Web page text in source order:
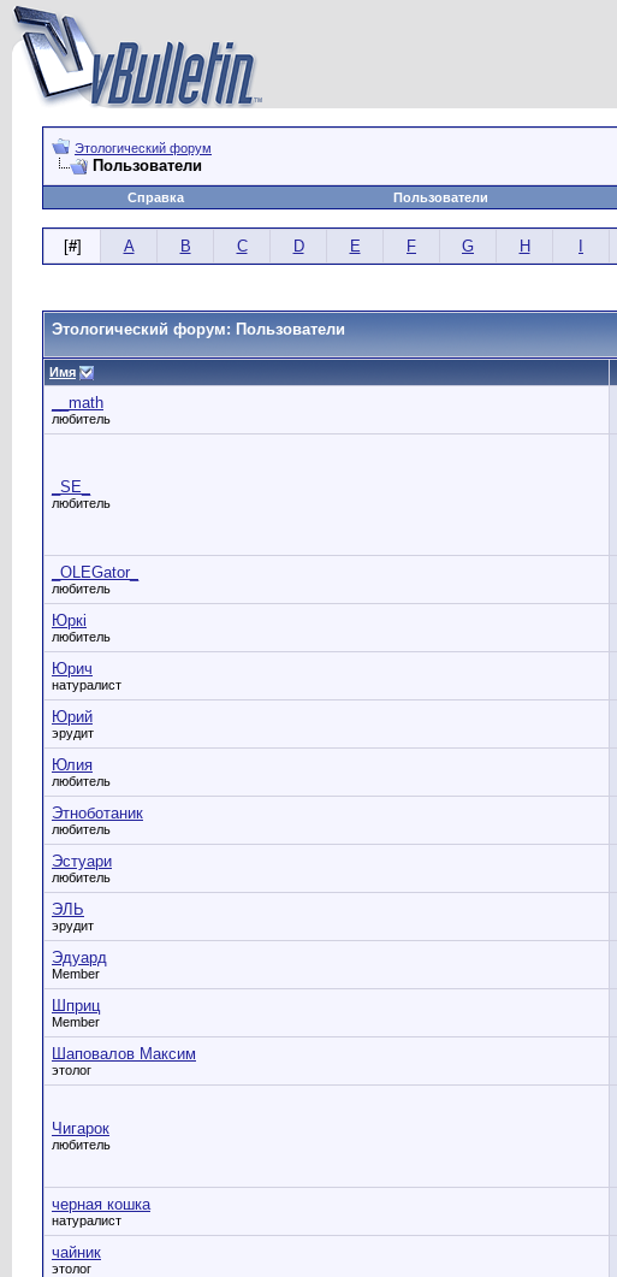
Этологический форум
Пользователи
Справка Пользователи
[#] A B C D E F G H
Этологический форум: Пользователи
Имя
__math
любитель
_SE_
любитель
_OLEGator_
любитель
Юркi
любитель
Юрич
натуралист
Юрий
эрудит
Юлия
любитель
Этноботаник
любитель
Эстуари
любитель
ЭЛЬ
эрудит
Эдуард
Member
Шприц
Member
Шаповалов Максим
этолог
Чигарок
любитель
черная кошка
натуралист
чайник
этолог